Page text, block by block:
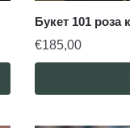
Букет 101 роза
€185,00